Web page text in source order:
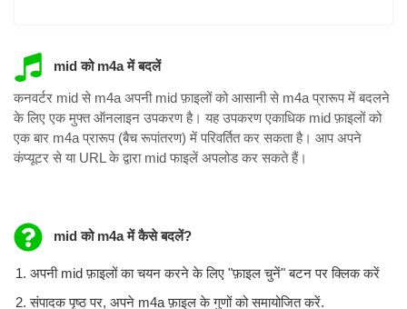
mid को m4a में बदलें
कनवर्टर mid से m4a अपनी mid फ़ाइलों को आसानी से m4a प्रारूप में बदलने
के लिए एक मुफ्त ऑनलाइन उपकरण है। यह उपकरण एकाधिक mid फ़ाइलों को
एक बार m4a प्रारूप (बैच रूपांतरण) में परिवर्तित कर सकता है। आप अपने
कंप्यूटर से या URL के द्वारा mid फाइलें अपलोड कर सकते हैं।
mid को m4a में कैसे बदलें?
अपनी mid फ़ाइलों का चयन करने के लिए "फ़ाइल चुनें" बटन पर क्लिक करें
संपादक पृष्ठ पर, अपने m4a फ़ाइल के गुणों को समायोजित करें.